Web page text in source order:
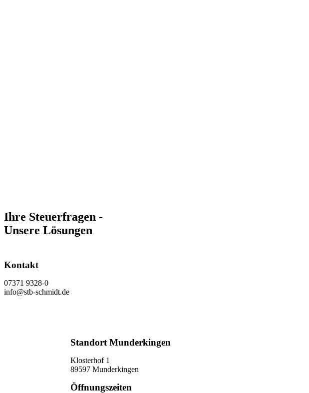
Ihre Steuerfragen -
Unsere Lösungen
Kontakt
07371 9328-0
info@stb-schmidt.de
Standort Munderkingen
Klosterhof 1
89597 Munderkingen
Öffnungszeiten